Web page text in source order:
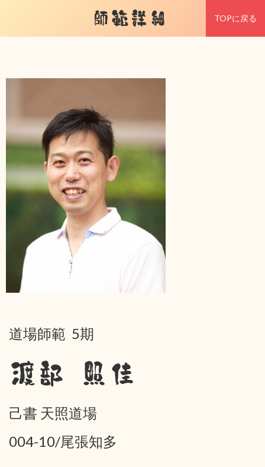
師範詳細 TOPに戻る
道場師範 5期
渡部 照佳
己書 天照道場
004-10/尾張知多